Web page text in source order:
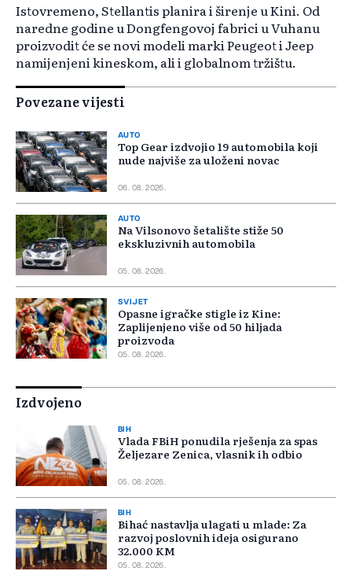
Istovremeno, Stellantis planira i širenje u Kini. Od
naredne godine u Dongfengovoj fabrici u Vuhanu
proizvodit će se novi modeli marki Peugeot i Jeep
namijenjeni kineskom, ali i globalnom tržištu.
Povezane vijesti
AUTO
Top Gear izdvojio 19 automobila koji
nude najviše za uloženi novac
06. 08. 2026.
AUTO
Na Vilsonovo šetalište stiže 50
ekskluzivnih automobila
05. 08. 2026.
SVIJET
Opasne igračke stigle iz Kine:
Zaplijenjeno više od 50 hiljada
proizvoda
05. 08. 2026.
Izdvojeno
BIH
Vlada FBiH ponudila rješenja za spas
Željezare Zenica, vlasnik ih odbio
05. 08. 2026.
BIH
Bihać nastavlja ulagati u mlade: Za
razvoj poslovnih ideja osigurano
32.000 KM
05. 08. 2026.